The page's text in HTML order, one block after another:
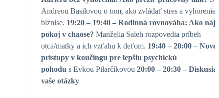
Andreou Basilovou o tom, ako zvládať stres a vyhorenie
biznise. 19:20 – 19:40 – Rodinná rovnováha: Ako
pokoj v chaose? Manželia Saleh rozpovedia príbeh
otca/matky a ich vzťahu k deťom. 19:40 – 20:00 – Nové
prístupy v koučingu pre lepšiu psychickú
pohodu s Evkou Pilarčíkovou 20:00 – 20:30 – Diskusia
vaše otázky